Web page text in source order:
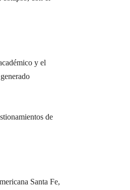
y el
de
Santa Fe,